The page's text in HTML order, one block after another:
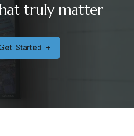
truly matter
Get Started +